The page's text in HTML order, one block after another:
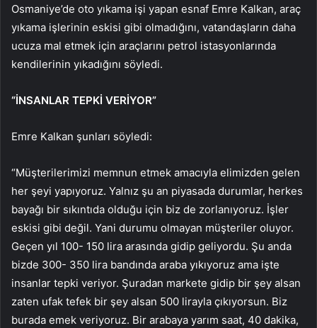
Osmaniye’de oto yıkama işi yapan esnaf Emre Kalkan, araç
yıkama işlerinin eskisi gibi olmadığını, vatandaşların daha
ucuza mal etmek için araçlarını petrol istasyonlarında
kendilerinin yıkadığını söyledi.
“İNSANLAR TEPKİ VERİYOR”
Emre Kalkan şunları söyledi:
“Müşterilerimizi memnun etmek amacıyla elimizden gelen
her şeyi yapıyoruz. Yalnız şu an piyasada durumlar, herkes
bayağı bir sıkıntıda olduğu için biz de zorlanıyoruz. İşler
eskisi gibi değil. Yani durumu olmayan müşteriler oluyor.
Geçen yıl 100- 150 lira arasında gidip geliyordu. Şu anda
bizde 300- 350 lira bandında araba yıkıyoruz ama işte
insanlar tepki veriyor. Şuradan markete gidip bir şey alsan
zaten ufak tefek bir şey alsan 500 lirayla çıkıyorsun. Biz
burada emek veriyoruz. Bir arabaya yarım saat, 40 dakika,